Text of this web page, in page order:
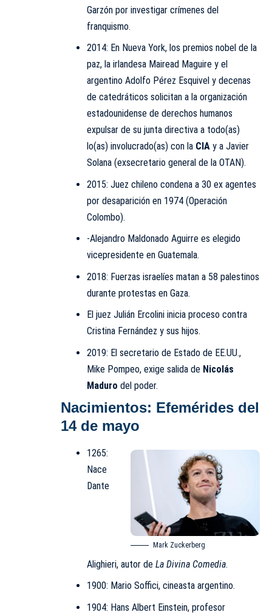
Garzón por investigar crímenes del
franquismo.
2014: En Nueva York, los premios nobel de la
paz, la irlandesa Mairead Maguire y el
argentino Adolfo Pérez Esquivel y decenas
de catedráticos solicitan a la organización
estadounidense de derechos humanos
expulsar de su junta directiva a todo(as)
lo(as) involucrado(as) con la CIA y a Javier
Solana (exsecretario general de la OTAN).
2015: Juez chileno condena a 30 ex agentes
por desaparición en 1974 (Operación
Colombo).
-Alejandro Maldonado Aguirre es elegido
vicepresidente en Guatemala.
2018: Fuerzas israelíes matan a 58 palestinos
durante protestas en Gaza.
El juez Julián Ercolini inicia proceso contra
Cristina Fernández y sus hijos.
2019: El secretario de Estado de EE.UU.,
Mike Pompeo, exige salida de Nicolás
Maduro del poder.
Nacimientos: Efemérides del
14 de mayo
Mark Zuckerberg
1265:
Nace
Dante
Alighieri, autor de La Divina Comedia.
1900: Mario Soffici, cineasta argentino.
1904: Hans Albert Einstein, profesor